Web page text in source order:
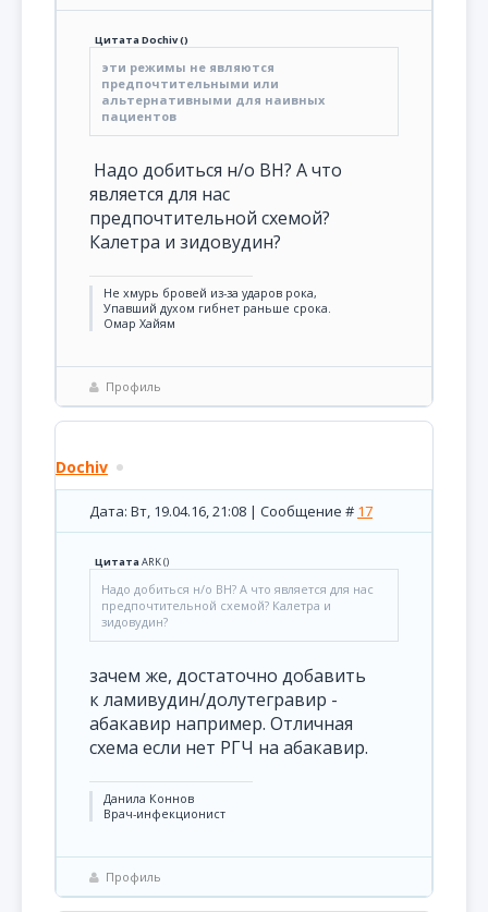
ЦитатаDochiv()
эти режимы не являются
предпочтительными или
альтернативными для наивных
пациентов
Надо добиться н/о ВН? А что
является для нас
предпочтительной схемой?
Калетра и зидовудин?
Не хмурь бровей из-за ударов рока,
Упавший духом гибнет раньше срока.
Омар Хайям
Профиль
Dochiv
Дата: Вт, 19.04.16, 21:08 | Сообщение # 17
ЦитатаARK()
Надо добиться н/о ВН? А что является для нас
предпочтительной схемой? Калетра и
зидовудин?
зачем же, достаточно добавить
к ламивудин/долутегравир -
абакавир например. Отличная
схема если нет РГЧ на абакавир.
Данила Коннов
Врач-инфекционист
Профиль